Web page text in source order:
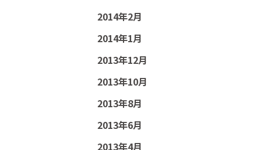
2014年2月
2014年1月
2013年12月
2013年10月
2013年8月
2013年6月
2013年4月